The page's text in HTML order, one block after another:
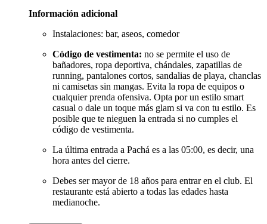
Información adicional
Instalaciones: bar, aseos, comedor
Código de vestimenta: no se permite el uso de
bañadores, ropa deportiva, chándales, zapatillas de
running, pantalones cortos, sandalias de playa, chanclas
ni camisetas sin mangas. Evita la ropa de equipos o
cualquier prenda ofensiva. Opta por un estilo smart
casual o dale un toque más glam si va con tu estilo. Es
posible que te nieguen la entrada si no cumples el
código de vestimenta.
La última entrada a Pachá es a las 05:00, es decir, una
hora antes del cierre.
Debes ser mayor de 18 años para entrar en el club. El
restaurante está abierto a todas las edades hasta
medianoche.